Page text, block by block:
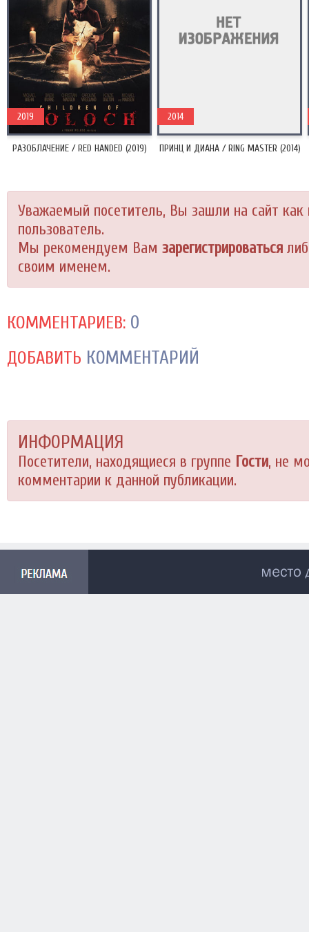
РАЗОБЛАЧЕНИЕ / RED HANDED (2019)
2019
ПРИНЦ И ДИАНА / RING MASTER (2014)
2014
Уважаемый посетитель, Вы зашли на сайт как
пользователь.
Мы рекомендуем Вам зарегистрироваться
своим именем.
КОММЕНТАРИЕВ: 0
ДОБАВИТЬ КОММЕНТАРИЙ
ИНФОРМАЦИЯ
Посетители, находящиеся в группе Гости, не
комментарии к данной публикации.